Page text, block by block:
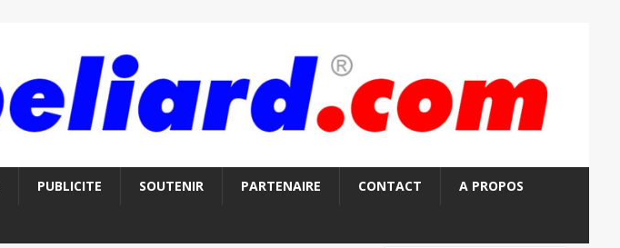
PUBLICITE SOUTENIR PARTENAIRE CONTACT A PROPOS